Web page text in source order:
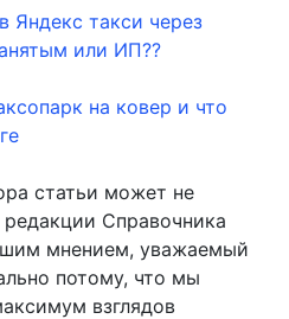
Яндекс такси через
или ИП??
на ковер и что
статьи может не
Справочника
мнением, уважаемый
потому, что мы
взглядов